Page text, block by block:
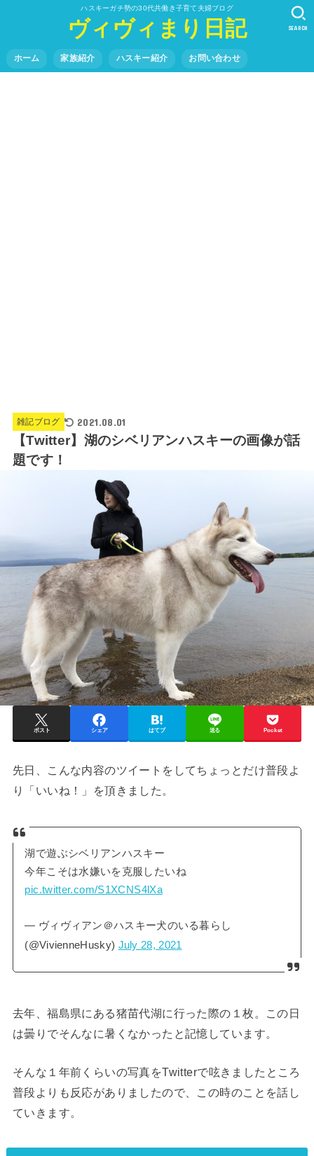
ハスキーガチ勢の30代共働き子育て夫婦ブログ
ヴィヴィまり日記
ホーム 家族紹介 ハスキー紹介 お問い合わせ
SEARCH
雑記ブログ 2021.08.01
【Twitter】湖のシベリアンハスキーの画像が話
題です！
ポスト シェア はてブ 送る Pocket
先日、こんな内容のツイートをしてちょっとだけ普段よ
り「いいね！」を頂きました。
湖で遊ぶシベリアンハスキー
今年こそは水嫌いを克服したいね
pic.twitter.com/S1XCNS4lXa
— ヴィヴィアン＠ハスキー犬のいる暮らし
(@VivienneHusky) July 28, 2021
去年、福島県にある猪苗代湖に行った際の１枚。この日
は曇りでそんなに暑くなかったと記憶しています。
そんな１年前くらいの写真をTwitterで呟きましたところ
普段よりも反応がありましたので、この時のことを話し
ていきます。